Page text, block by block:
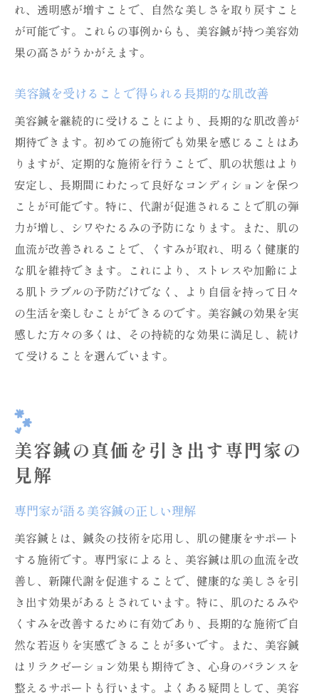
れ、透明感が増すことで、自然な美しさを取り戻すこと
が可能です。これらの事例からも、美容鍼が持つ美容効
果の高さがうかがえます。
美容鍼を受けることで得られる長期的な肌改善
美容鍼を継続的に受けることにより、長期的な肌改善が
期待できます。初めての施術でも効果を感じることはあ
りますが、定期的な施術を行うことで、肌の状態はより
安定し、長期間にわたって良好なコンディションを保つ
ことが可能です。特に、代謝が促進されることで肌の弾
力が増し、シワやたるみの予防になります。また、肌の
血流が改善されることで、くすみが取れ、明るく健康的
な肌を維持できます。これにより、ストレスや加齢によ
る肌トラブルの予防だけでなく、より自信を持って日々
の生活を楽しむことができるのです。美容鍼の効果を実
感した方々の多くは、その持続的な効果に満足し、続け
て受けることを選んでいます。
美容鍼の真価を引き出す専門家の
見解
専門家が語る美容鍼の正しい理解
美容鍼とは、鍼灸の技術を応用し、肌の健康をサポート
する施術です。専門家によると、美容鍼は肌の血流を改
善し、新陳代謝を促進することで、健康的な美しさを引
き出す効果があるとされています。特に、肌のたるみや
くすみを改善するために有効であり、長期的な施術で自
然な若返りを実感できることが多いです。また、美容鍼
はリラクゼーション効果も期待でき、心身のバランスを
整えるサポートも行います。よくある疑問として、美容